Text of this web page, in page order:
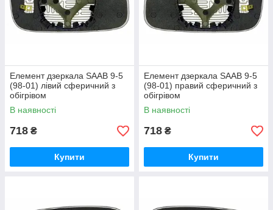
Елемент дзеркала SAAB 9-5
(98-01) лівий сферичний з
обігрівом
В наявності
718 ₴
Купити
Елемент дзеркала SAAB 9-5
(98-01) правий сферичний з
обігрівом
В наявності
718 ₴
Купити